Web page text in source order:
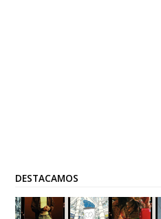
DESTACAMOS